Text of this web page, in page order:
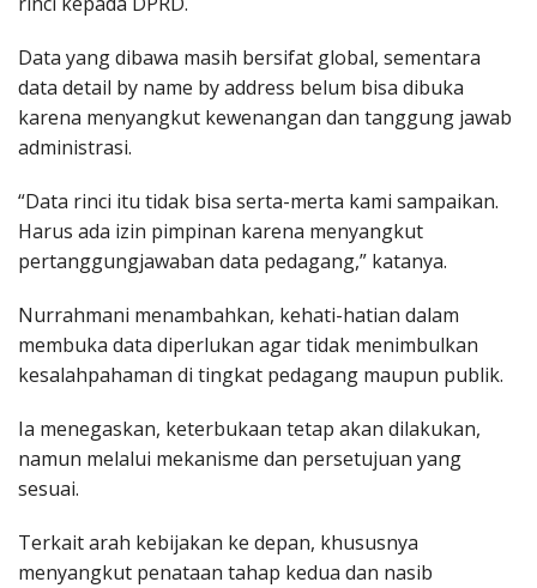
Data yang dibawa masih bersifat global, sementara
data detail by name by address belum bisa dibuka
karena menyangkut kewenangan dan tanggung jawab
administrasi.
“Data rinci itu tidak bisa serta-merta kami sampaikan.
Harus ada izin pimpinan karena menyangkut
pertanggungjawaban data pedagang,” katanya.
Nurrahmani menambahkan, kehati-hatian dalam
membuka data diperlukan agar tidak menimbulkan
kesalahpahaman di tingkat pedagang maupun publik.
Ia menegaskan, keterbukaan tetap akan dilakukan,
namun melalui mekanisme dan persetujuan yang
sesuai.
Terkait arah kebijakan ke depan, khususnya
menyangkut penataan tahap kedua dan nasib